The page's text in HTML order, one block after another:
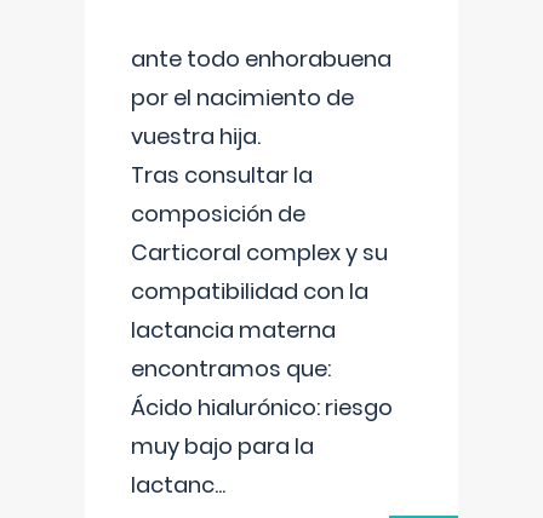
ante todo enhorabuena
por el nacimiento de
vuestra hija.
Tras consultar la
composición de
Carticoral complex y su
compatibilidad con la
lactancia materna
encontramos que:
Ácido hialurónico: riesgo
muy bajo para la
lactanc...